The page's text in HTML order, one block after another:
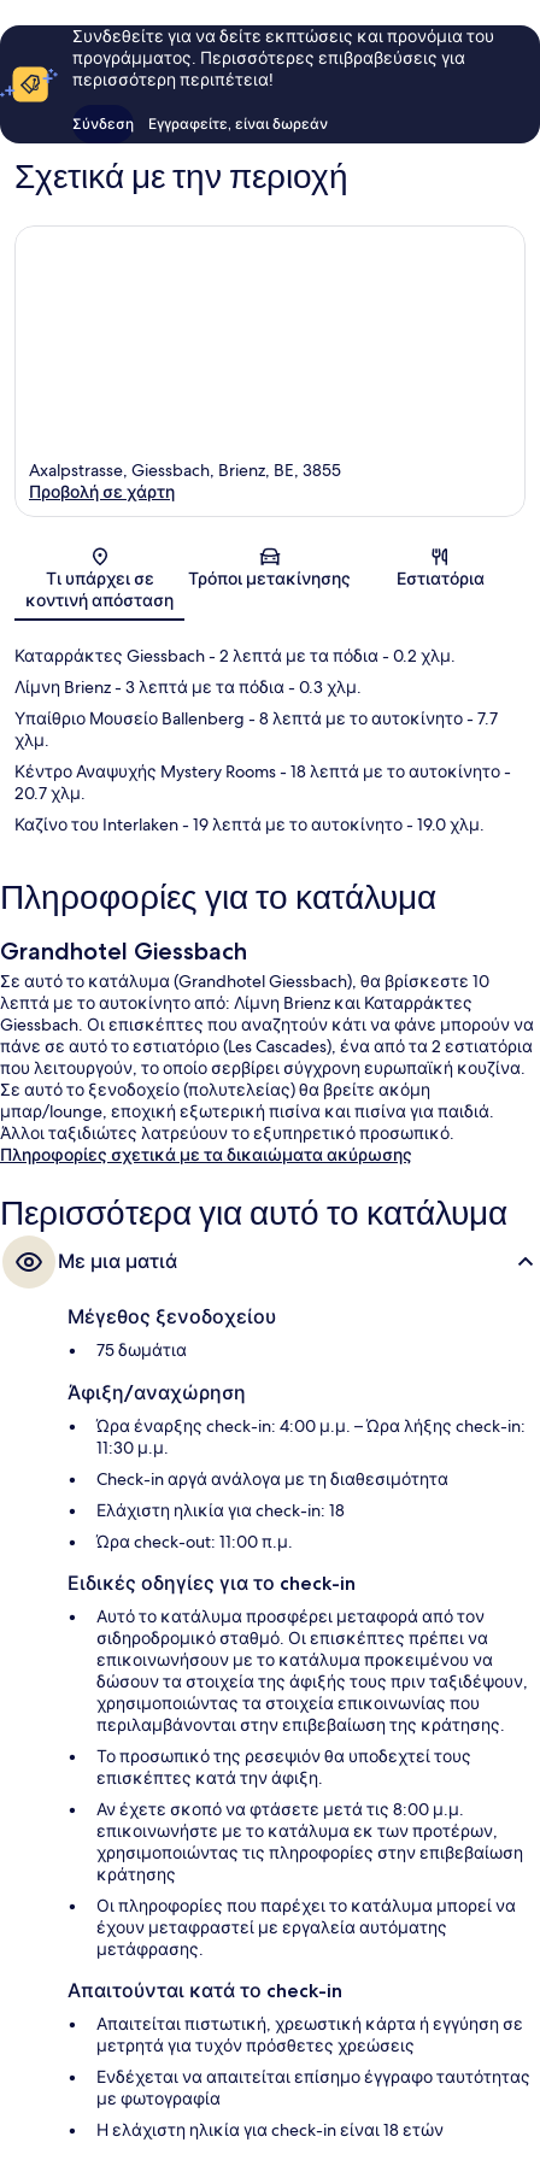
Συνδεθείτε για να δείτε εκπτώσεις και προνόμια του
προγράμματος. Περισσότερες επιβραβεύσεις για
περισσότερη περιπέτεια!
Σύνδεση Εγγραφείτε, είναι δωρεάν
Σχετικά με την περιοχή
Χάρτης
Axalpstrasse, Giessbach, Brienz, BE, 3855
Προβολή σε χάρτη
Τι υπάρχει σε
κοντινή απόσταση
Τρόποι μετακίνησης Εστιατόρια
Καταρράκτες Giessbach- 2 λεπτά με τα πόδια- 0.2 χλμ.
Λίμνη Brienz- 3 λεπτά με τα πόδια- 0.3 χλμ.
Υπαίθριο Μουσείο Ballenberg - 8 λεπτά με το αυτοκίνητο- 7.7
χλμ.
Κέντρο Αναψυχής Mystery Rooms- 18 λεπτά με το αυτοκίνητο-
20.7 χλμ.
Καζίνο του Interlaken- 19 λεπτά με το αυτοκίνητο- 19.0 χλμ.
Πληροφορίες για το κατάλυμα
Grandhotel Giessbach
Σε αυτό το κατάλυμα (Grandhotel Giessbach), θα βρίσκεστε 10
λεπτά με το αυτοκίνητο από: Λίμνη Brienz και Καταρράκτες
Giessbach. Οι επισκέπτες που αναζητούν κάτι να φάνε μπορούν να
πάνε σε αυτό το εστιατόριο (Les Cascades), ένα από τα 2 εστιατόρια
που λειτουργούν, το οποίο σερβίρει σύγχρονη ευρωπαϊκή κουζίνα.
Σε αυτό το ξενοδοχείο (πολυτελείας) θα βρείτε ακόμη
μπαρ/lounge, εποχική εξωτερική πισίνα και πισίνα για παιδιά.
Άλλοι ταξιδιώτες λατρεύουν το εξυπηρετικό προσωπικό.
Πληροφορίες σχετικά με τα δικαιώματα ακύρωσης
Περισσότερα για αυτό το κατάλυμα
Με μια ματιά
Μέγεθος ξενοδοχείου
75 δωμάτια
Άφιξη/αναχώρηση
Ώρα έναρξης check-in: 4:00 μ.μ. – Ώρα λήξης check-in:
11:30 μ.μ.
Check-in αργά ανάλογα με τη διαθεσιμότητα
Ελάχιστη ηλικία για check-in: 18
Ώρα check-out: 11:00 π.μ.
Ειδικές οδηγίες για το check-in
Αυτό το κατάλυμα προσφέρει μεταφορά από τον
σιδηροδρομικό σταθμό. Οι επισκέπτες πρέπει να
επικοινωνήσουν με το κατάλυμα προκειμένου να
δώσουν τα στοιχεία της άφιξής τους πριν ταξιδέψουν,
χρησιμοποιώντας τα στοιχεία επικοινωνίας που
περιλαμβάνονται στην επιβεβαίωση της κράτησης.
Το προσωπικό της ρεσεψιόν θα υποδεχτεί τους
επισκέπτες κατά την άφιξη.
Αν έχετε σκοπό να φτάσετε μετά τις 8:00 μ.μ.
επικοινωνήστε με το κατάλυμα εκ των προτέρων,
χρησιμοποιώντας τις πληροφορίες στην επιβεβαίωση
κράτησης
Οι πληροφορίες που παρέχει το κατάλυμα μπορεί να
έχουν μεταφραστεί με εργαλεία αυτόματης
μετάφρασης.
Απαιτούνται κατά το check-in
Απαιτείται πιστωτική, χρεωστική κάρτα ή εγγύηση σε
μετρητά για τυχόν πρόσθετες χρεώσεις
Ενδέχεται να απαιτείται επίσημο έγγραφο ταυτότητας
με φωτογραφία
Η ελάχιστη ηλικία για check-in είναι 18 ετών